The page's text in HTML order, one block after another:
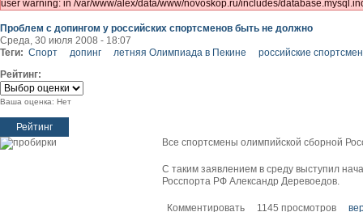
user warning: in /var/www/alex/data/www/novoskop.ru/includes/
Проблем с допингом у российских спортсменов быть не должно
Среда, 30 июля 2008 - 18:07
Теги: Спорт допинг летняя Олимпиада в Пекине
российские
Рейтинг:
Ваша оценка: Нет
Все спортсмены олимпийской сборной
С таким заявлением в среду выступил
Росспорта РФ Александр Деревоедов.
Комментировать 1145 просмотров